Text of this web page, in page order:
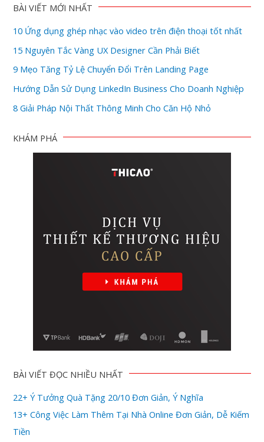
BÀI VIẾT MỚI NHẤT
10 Ứng dụng ghép nhạc vào video trên điện thoại tốt nhất
15 Nguyên Tắc Vàng UX Designer Cần Phải Biết
9 Mẹo Tăng Tỷ Lệ Chuyển Đổi Trên Landing Page
Hướng Dẫn Sử Dụng LinkedIn Business Cho Doanh Nghiệp
8 Giải Pháp Nội Thất Thông Minh Cho Căn Hộ Nhỏ
KHÁM PHÁ
BÀI VIẾT ĐỌC NHIỀU NHẤT
22+ Ý Tưởng Quà Tặng 20/10 Đơn Giản, Ý Nghĩa
13+ Công Việc Làm Thêm Tại Nhà Online Đơn Giản, Dễ Kiếm
Tiền